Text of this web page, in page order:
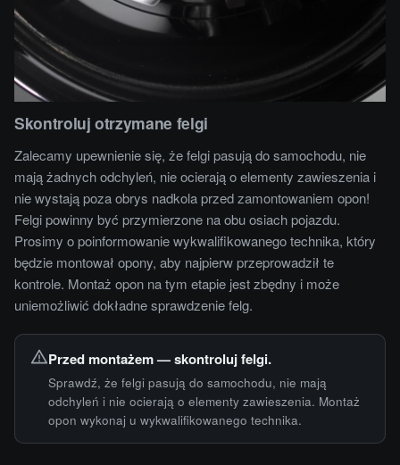
Skontroluj otrzymane felgi
Zalecamy upewnienie się, że felgi pasują do samochodu, nie
mają żadnych odchyleń, nie ocierają o elementy zawieszenia i
nie wystają poza obrys nadkola przed zamontowaniem opon!
Felgi powinny być przymierzone na obu osiach pojazdu.
Prosimy o poinformowanie wykwalifikowanego technika, który
będzie montował opony, aby najpierw przeprowadził te
kontrole. Montaż opon na tym etapie jest zbędny i może
uniemożliwić dokładne sprawdzenie felg.
Przed montażem — skontroluj felgi.
Sprawdź, że felgi pasują do samochodu, nie mają
odchyleń i nie ocierają o elementy zawieszenia. Montaż
opon wykonaj u wykwalifikowanego technika.